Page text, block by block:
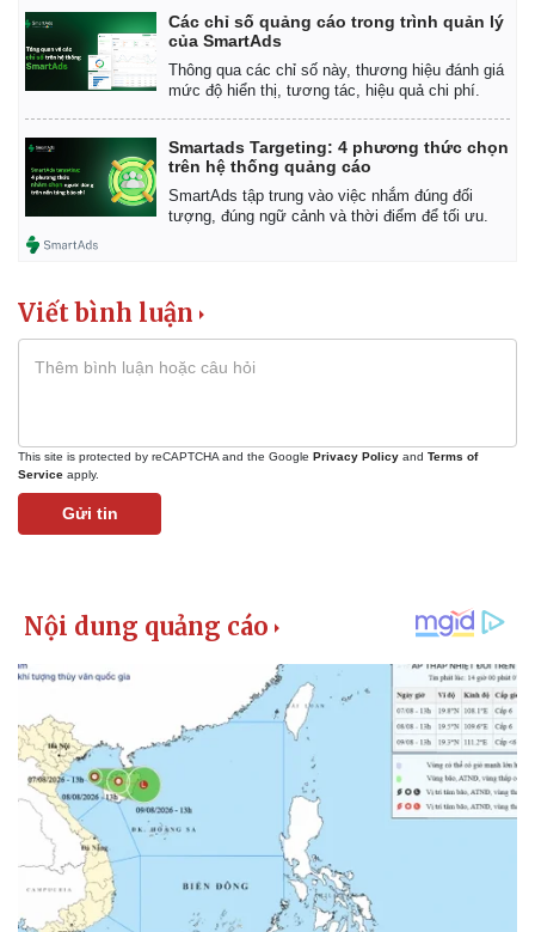
Kinh tế
Các chỉ số quảng cáo trong trình quản lý
của SmartAds
Thông qua các chỉ số này, thương hiệu đánh giá
mức độ hiển thị, tương tác, hiệu quả chi phí.
Smartads Targeting: 4 phương thức chọn
trên hệ thống quảng cáo
SmartAds tập trung vào việc nhắm đúng đối
tượng, đúng ngữ cảnh và thời điểm để tối ưu.
Viết bình luận
This site is protected by reCAPTCHA and the Google Privacy Policy and Terms of
Service apply.
Gửi tin